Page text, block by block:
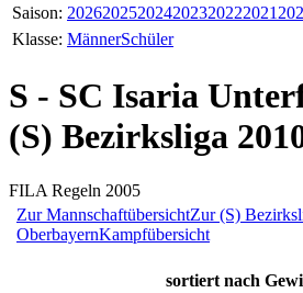
Saison: 202620252024202320222021
Klasse: MännerSchüler
S - SC Isaria
(S) Bezirksliga
FILA Regeln 2005
Zur MannschaftübersichtZur (S)
OberbayernKampfübersicht
sortiert nach